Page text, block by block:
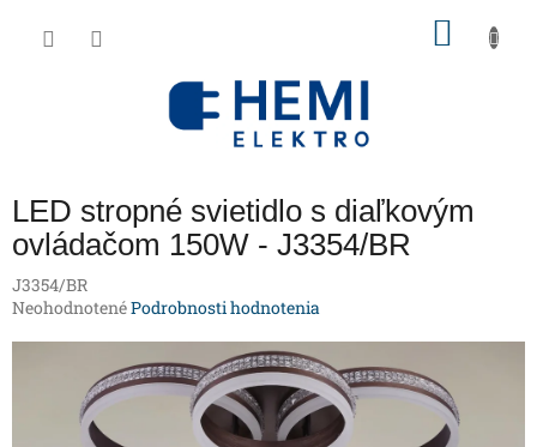
LED stropné svietidlo s diaľkovým
ovládačom 150W - J3354/BR
J3354/BR
Priemerné
NeohodnotenéPodrobnosti hodnotenia